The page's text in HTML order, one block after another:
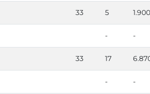
33 5 1.900
- -
33 17
- -